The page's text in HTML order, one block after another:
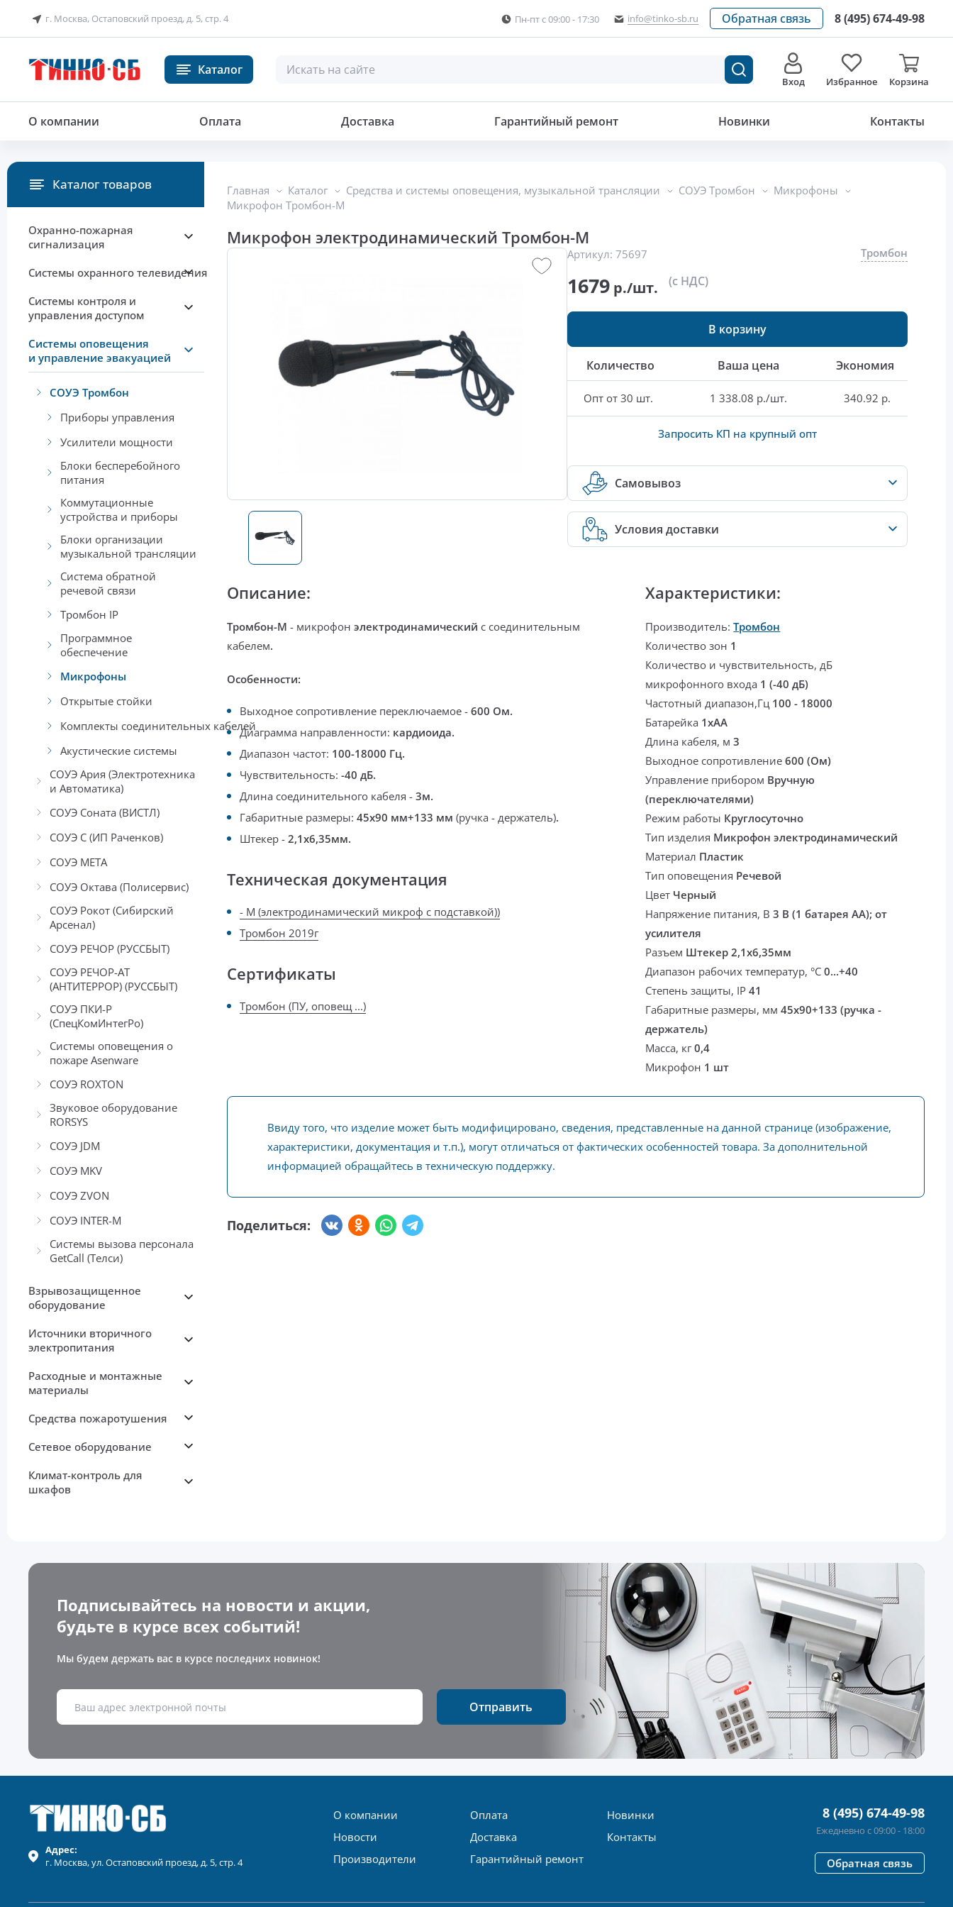
г. Москва, Остаповский проезд, д. 5, стр. 4 Пн-пт с 09:00 - 17:30 info@tinko-sb.ru Обратная связь 8 (495) 674-49-98
Каталог
Вход Избранное Корзина
О компании Оплата Доставка Гарантийный ремонт Новинки Контакты
Главная Каталог Средства и системы оповещения, музыкальной трансляции СОУЭ Тромбон
Микрофоны
Микрофон Тромбон-М
Микрофон электродинамический Тромбон-М
Артикул: 75697 Тромбон
1679 р./шт. (с НДС)
В корзину
Количество Ваша цена Экономия
Опт от 30 шт. 1 338.08 р./шт. 340.92 р.
Запросить КП на крупный опт
Самовывоз
Условия доставки
Характеристики:
Производитель:Тромбон
Количество зон 1
Количество и чувствительность, дБ
микрофонного входа 1 (-40 дБ)
Частотный диапазон,Гц 100 - 18000
Батарейка 1хАА
Длина кабеля, м3
Выходное сопротивление600 (Ом)
Управление прибором Вручную
(переключателями)
Режим работы Круглосуточно
Тип изделия Микрофон электродинамический
Материал Пластик
Тип оповещения Речевой
Цвет Черный
Напряжение питания, В3 В (1 батарея АА); от
усилителя
Разъем Штекер 2,1x6,35мм
Диапазон рабочих температур, °С0...+40
Степень защиты, IP41
Габаритные размеры, мм45х90+133 (ручка -
держатель)
Масса, кг0,4
Микрофон 1 шт
Описание:
Тромбон-М - микрофон электродинамический с соединительным
кабелем.
Особенности:
Выходное сопротивление переключаемое - 600 Ом.
Диаграмма направленности: кардиоида.
Диапазон частот: 100-18000 Гц.
Чувствительность: -40 дБ.
Длина соединительного кабеля - 3м.
Габаритные размеры: 45х90 мм+133 мм (ручка - держатель).
Штекер - 2,1x6,35мм.
Техническая документация
- М (электродинамический микроф с подставкой))
Тромбон 2019г
Сертификаты
Тромбон (ПУ, оповещ ...)
Ввиду того, что изделие может быть модифицировано, сведения, представленные на данной странице (изображение,
характеристики, документация и т.п.), могут отличаться от фактических особенностей товара. За дополнительной
информацией обращайтесь в техническую поддержку.
Поделиться:
Каталог товаров
Охранно-пожарная
сигнализация
Системы охранного телевидения
Системы контроля и
управления доступом
Системы оповещения
и управление эвакуацией
СОУЭ Тромбон
Приборы управления
Усилители мощности
Блоки бесперебойного
питания
Коммутационные
устройства и приборы
Блоки организации
музыкальной трансляции
Система обратной
речевой связи
Тромбон IP
Программное
обеспечение
Микрофоны
Открытые стойки
Комплекты соединительных кабелей
Акустические системы
СОУЭ Ария (Электротехника
и Автоматика)
СОУЭ Соната (ВИСТЛ)
СОУЭ С (ИП Раченков)
СОУЭ МЕТА
СОУЭ Октава (Полисервис)
СОУЭ Рокот (Сибирский
Арсенал)
СОУЭ РЕЧОР (РУССБЫТ)
СОУЭ РЕЧОР-АТ
(АНТИТЕРРОР) (РУССБЫТ)
СОУЭ ПКИ-Р
(СпецКомИнтегРо)
Системы оповещения о
пожаре Asenware
СОУЭ ROXTON
Звуковое оборудование
RORSYS
СОУЭ JDM
СОУЭ MKV
СОУЭ ZVON
СОУЭ INTER-М
Системы вызова персонала
GetCall (Телси)
Взрывозащищенное
оборудование
Источники вторичного
электропитания
Расходные и монтажные
материалы
Средства пожаротушения
Сетевое оборудование
Климат-контроль для
шкафов
1 679р./шт.
Подписывайтесь на новости и акции,
будьте в курсе всех событий!
Мы будем держать вас в курсе последних новинок!
Отправить
Адрес:
г. Москва, ул.Остаповский проезд, д. 5, стр. 4
О компании
Новости
Производители
Оплата
Доставка
Гарантийный ремонт
Новинки
Контакты
8 (495) 674-49-98
Ежедневно с 09:00 - 18:00
Обратная связь